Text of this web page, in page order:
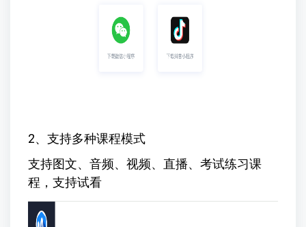
2、支持多种课程模式
支持图文、音频、视频、直播、考试练习课
程，支持试看